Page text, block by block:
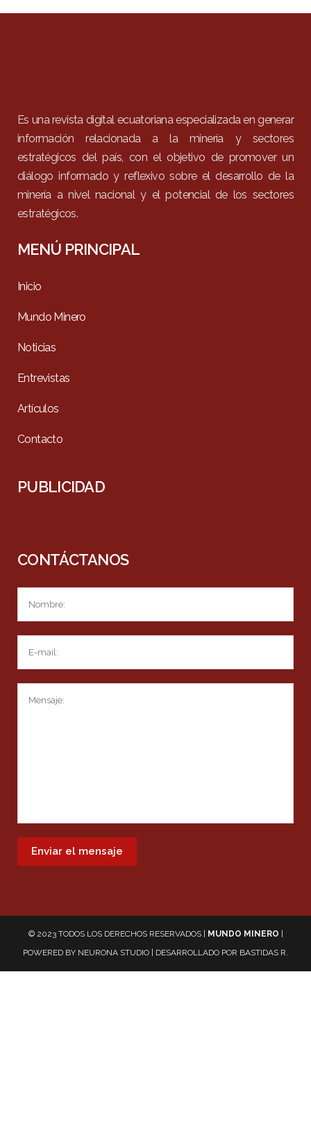
Es una revista digital ecuatoriana especializada en generar
información relacionada a la minería y sectores
estratégicos del país, con el objetivo de promover un
diálogo informado y reflexivo sobre el desarrollo de la
minería a nivel nacional y el potencial de los sectores
estratégicos.
MENÚ PRINCIPAL
Inicio
Mundo Minero
Noticias
Entrevistas
Artículos
Contacto
PUBLICIDAD
CONTÁCTANOS
© 2023 TODOS LOS DERECHOS RESERVADOS | MUNDO MINERO
POWERED BY NEURONA STUDIO | DESARROLLADO POR BASTIDAS R.